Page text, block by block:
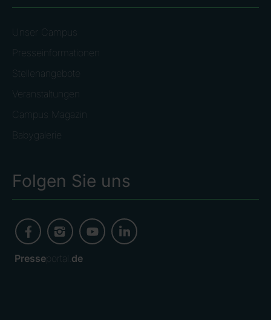
Unser Campus
Presseinformationen
Stellenangebote
Veranstaltungen
Campus Magazin
Babygalerie
Folgen Sie uns
Presseportal. de